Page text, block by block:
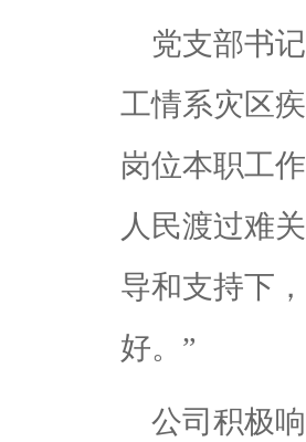
党支部书记
工情系灾区
岗位本职工
人民渡过难
导和支持下
好。”
公司积极响